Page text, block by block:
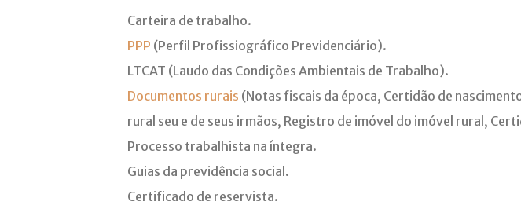
Carteira de trabalho.
PPP (Perfil Profissiográfico Previdenciário).
LTCAT (Laudo das Condições Ambientais de Trabalho).
Documentos rurais (Notas fiscais da época, Certidão de
rural seu e de seus irmãos, Registro de imóvel do imóvel rural,
Processo trabalhista na íntegra.
Guias da previdência social.
Certificado de reservista.